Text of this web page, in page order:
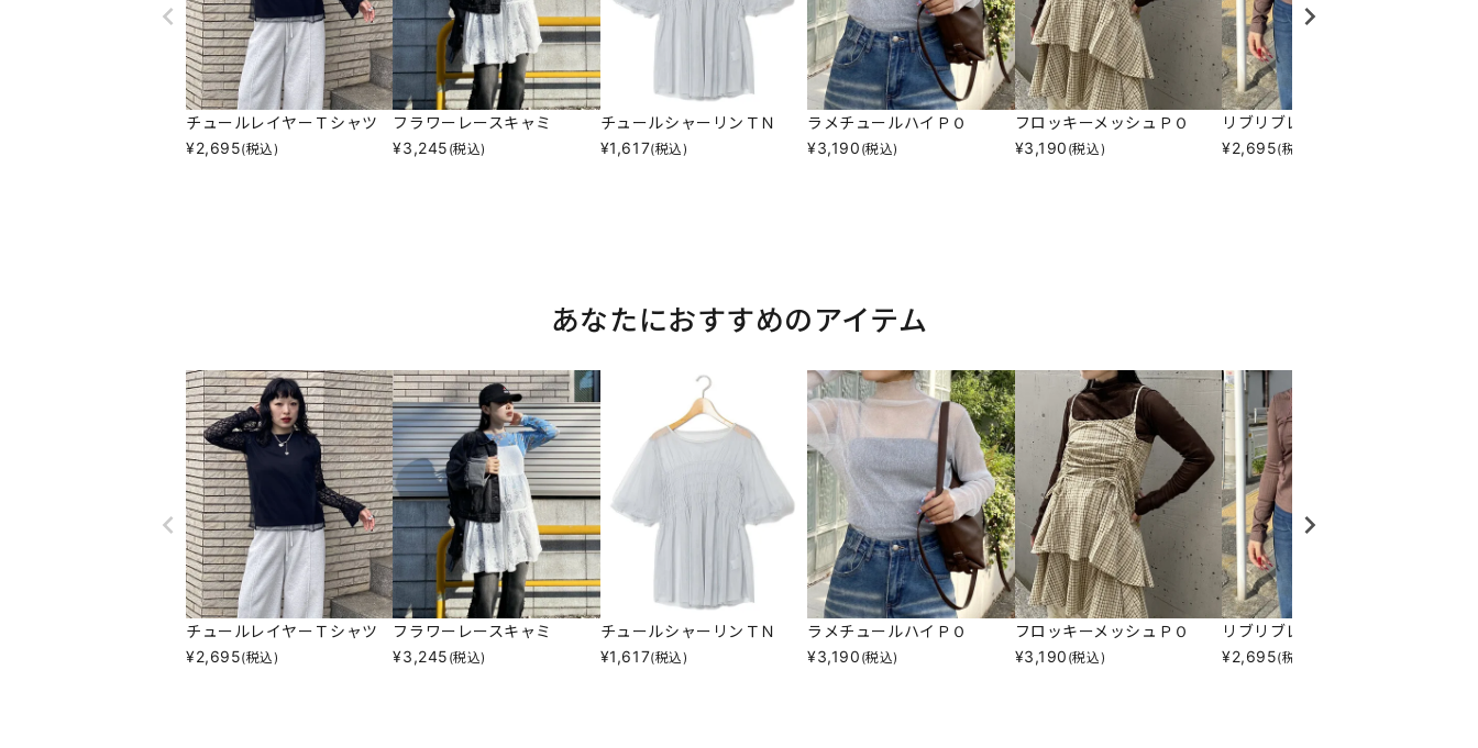
チュールレイヤーＴシャツ
¥2,695(税込)
フラワーレースキャミ
¥3,245 (税込)
チュールシャーリンＴＮ
¥1,617(税込)
ラメチュールハイＰＯ
¥3,190 (税込)
フロッキーメッシュＰＯ
¥3,190 (税込)
リブリブレースタイＰＯ
¥2,695(税込)
あなたにおすすめのアイテム
チュールレイヤーＴシャツ
¥2,695(税込)
フラワーレースキャミ
¥3,245 (税込)
チュールシャーリンＴＮ
¥1,617(税込)
ラメチュールハイＰＯ
¥3,190 (税込)
フロッキーメッシュＰＯ
¥3,190 (税込)
リブリブレースタイＰＯ
¥2,695(税込)